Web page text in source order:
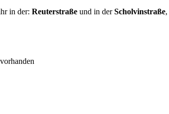
in der: Reuterstraße und in derScholvinstraße,